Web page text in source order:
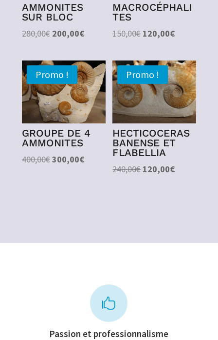
AMMONITES
SUR BLOC
280,00€ Le
initial
était :
280,00€.
200,00€Le
actuel
est :
200,00€.
MACROCÉPHALI
TES
150,00€ Le
initial
était :
150,00€.
120,00€Le
actuel
est :
120,00€.
Promo !
GROUPE DE 4
AMMONITES
400,00€Le
300,00€Le
Promo !
HECTICOCERAS
BANENSE ET
FLABELLIA
240,00€ Le
120,00€Le

Passion et professionnalisme